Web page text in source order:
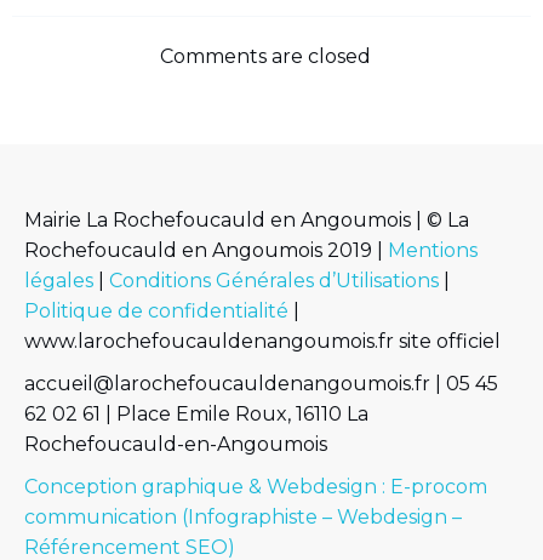
Comments are closed
Mairie La Rochefoucauld en Angoumois | © La
Rochefoucauld en Angoumois 2019 | Mentions
légales
Conditions Générales d’Utilisations
Politique de confidentialité
www.larochefoucauldenangoumois.fr site officiel
accueil@larochefoucauldenangoumois.fr | 05 45
62 02 61 | Place Emile Roux, 16110 La
Rochefoucauld-en-Angoumois
Conception graphique & Webdesign : E-procom
communication (Infographiste – Webdesign –
Référencement SEO)